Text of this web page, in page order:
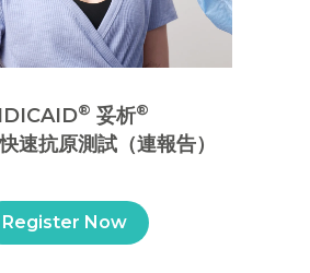
® 妥析®
速抗原測試（連報告）
Register Now